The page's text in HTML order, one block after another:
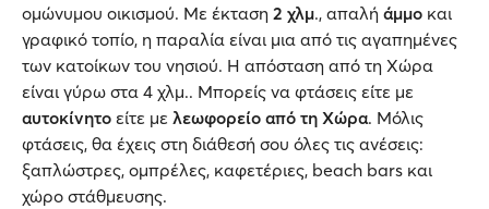
ομώνυμου οικισμού. Με έκταση 2 χλμ., απαλή άμμο και
γραφικό τοπίο, η παραλία είναι μια από τις αγαπημένες
των κατοίκων του νησιού. Η απόσταση από τη Χώρα
είναι γύρω στα 4 χλμ.. Μπορείς να φτάσεις είτε με
αυτοκίνητο είτε με λεωφορείο από τη Χώρα. Μόλις
φτάσεις, θα έχεις στη διάθεσή σου όλες τις ανέσεις:
ξαπλώστρες, ομπρέλες, καφετέριες, beach bars και
χώρο στάθμευσης.